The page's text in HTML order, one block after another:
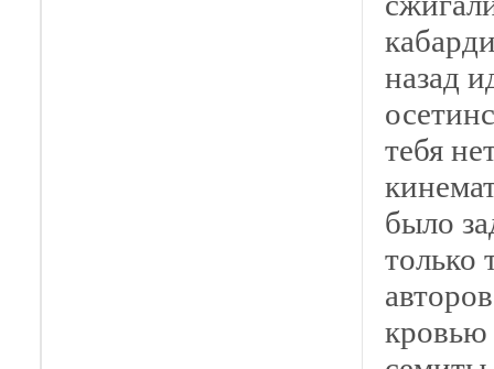
назад
тебя
было
только
кровью